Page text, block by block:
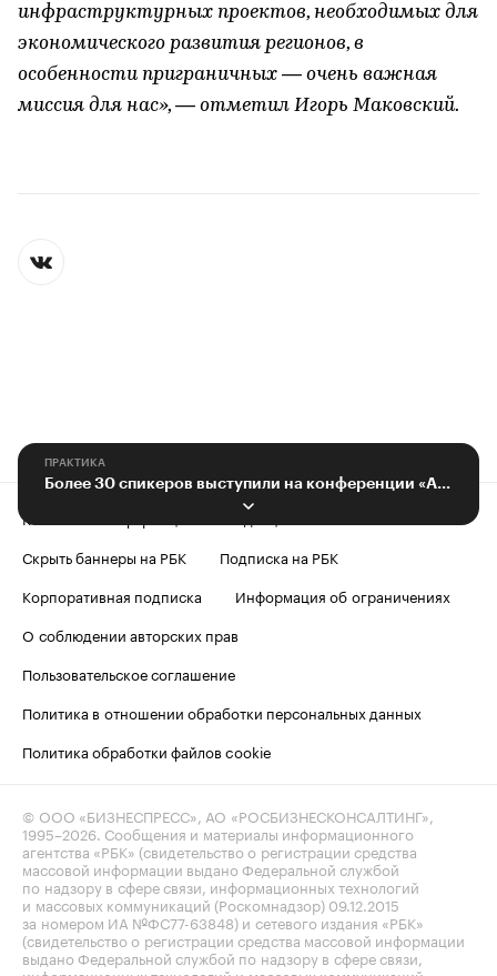
инфраструктурных проектов, необходимых для
экономического развития регионов, в
особенности приграничных — очень важная
миссия для нас», — отметил Игорь Маковский.
ПРАКТИКА
Более 30 спикеров выступили на конференции «Азбука бизнеса» в Воронеже
Контактная информация
Редакция
Скрыть баннеры на РБК
Подписка на РБК
Корпоративная подписка
Информация об ограничениях
О соблюдении авторских прав
Пользовательское соглашение
Политика в отношении обработки персональных данных
Политика обработки файлов cookie
© ООО «БИЗНЕСПРЕСС», АО «РОСБИЗНЕСКОНСАЛТИНГ»,
1995–2026 . Сообщения и материалы информационного
агентства «РБК» (свидетельство о регистрации средства
массовой информации выдано Федеральной службой
по надзору в сфере связи, информационных технологий
и массовых коммуникаций (Роскомнадзор) 09.12.2015
за номером ИА №ФС77-63848) и сетевого издания «РБК»
(свидетельство о регистрации средства массовой информации
выдано Федеральной службой по надзору в сфере связи,